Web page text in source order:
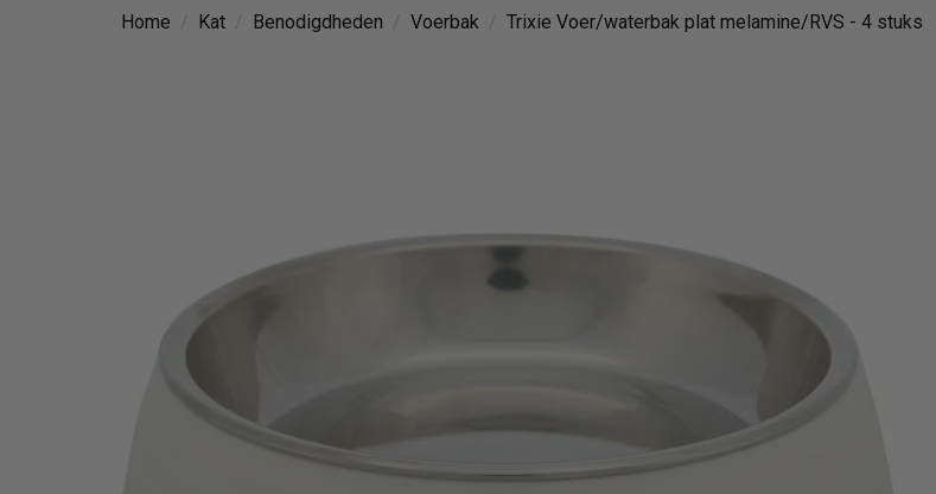
Home Kat Benodigdheden Voerbak Trixie Voer/waterbak plat melamine/RVS - 4 stuks